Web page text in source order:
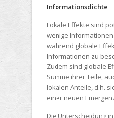
Informationsdichte
Lokale Effekte sind
wenige
während globale
Informationen zu
Zudem sind globale
Summe ihrer Teile,
lokalen Anteile, d.h.
einer neuen
Die Unterscheidung